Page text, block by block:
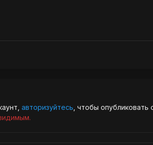
авторизуйтесь , чтобы опубликовать